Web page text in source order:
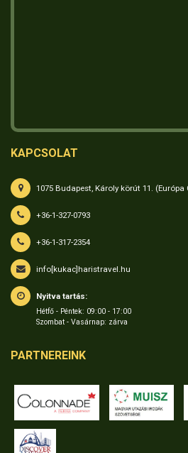
KAPCSOLAT
1075 Budapest, Károly körút 11.
+36-1-327-0793
+36-1-317-2354
info[kukac]haristravel.hu
Nyitva tartás:
Hétfő - Péntek: 09:00 - 17:00
Szombat - Vasárnap: zárva
PARTNEREINK